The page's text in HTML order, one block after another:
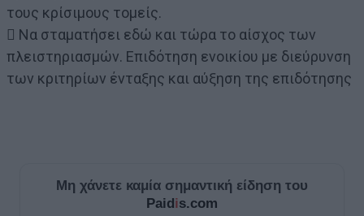
τους κρίσιμους τομείς.
 Να σταματήσει εδώ και τώρα το αίσχος των
πλειστηριασμών. Επιδότηση ενοικίου με διεύρυνση
των κριτηρίων ένταξης και αύξηση της επιδότησης
Μη χάνετε καμία σημαντική είδηση του
Paidis.com